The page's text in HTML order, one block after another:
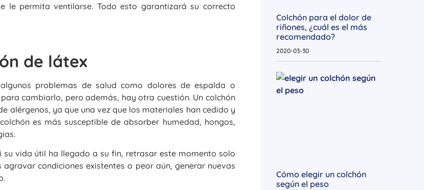
le permita ventilarse. Todo esto garantizará su correcto
de látex
problemas de salud como dolores de espalda o
cambiarlo, pero además, hay otra cuestión. Un colchón
alérgenos, ya que una vez que los materiales han cedido y
es más susceptible de absorber humedad, hongos,
vida útil ha llegado a su fin, retrasar este momento solo
condiciones existentes o peor aún, generar nuevas
Colchón para el dolor de
riñones, ¿cuál es el más
recomendado?
2020-03-30
Cómo elegir un colchón
según el peso